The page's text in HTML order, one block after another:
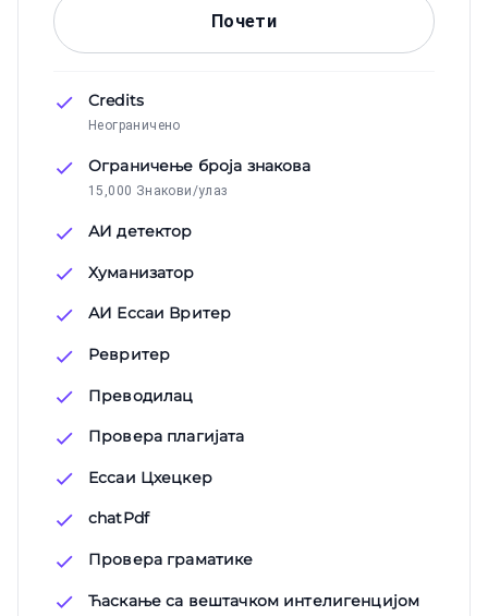
Почети
Credits
Неограничено
Ограничење броја знакова
15,000 Знакови/улаз
АИ детектор
Хуманизатор
АИ Ессаи Вритер
Ревритер
Преводилац
Провера плагијата
Ессаи Цхецкер
chatPdf
Провера граматике
Ћаскање са вештачком интелигенцијом